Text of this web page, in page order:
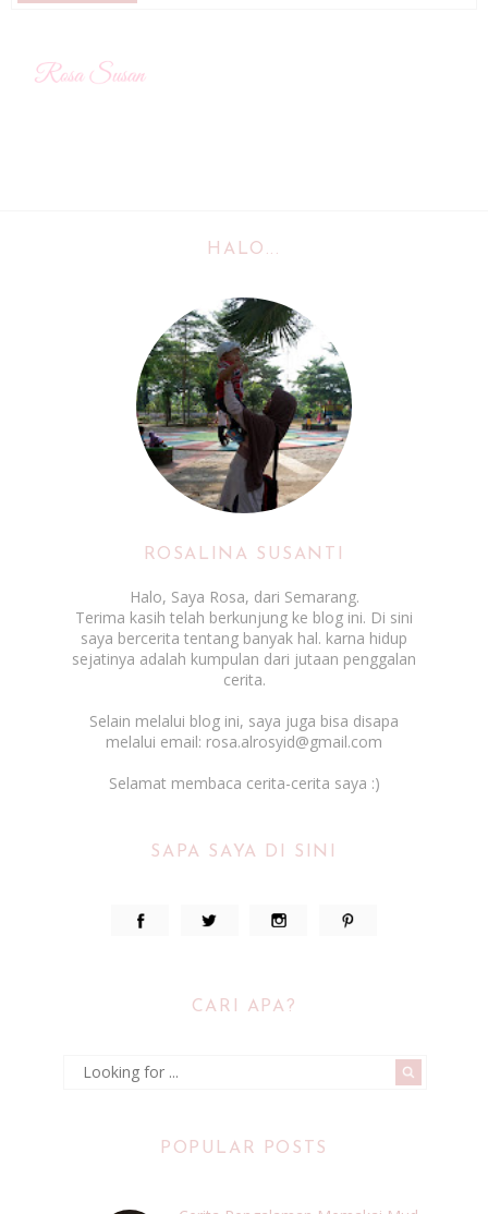
HALO...
ROSALINA SUSANTI
Halo, Saya Rosa, dari Semarang.
Terima kasih telah berkunjung ke blog ini. Di sini
saya bercerita tentang banyak hal. karna hidup
sejatinya adalah kumpulan dari jutaan penggalan
cerita.
Selain melalui blog ini, saya juga bisa disapa
melalui email: rosa.alrosyid@gmail.com
Selamat membaca cerita-cerita saya :)
SAPA SAYA DI SINI
CARI APA?
POPULAR POSTS